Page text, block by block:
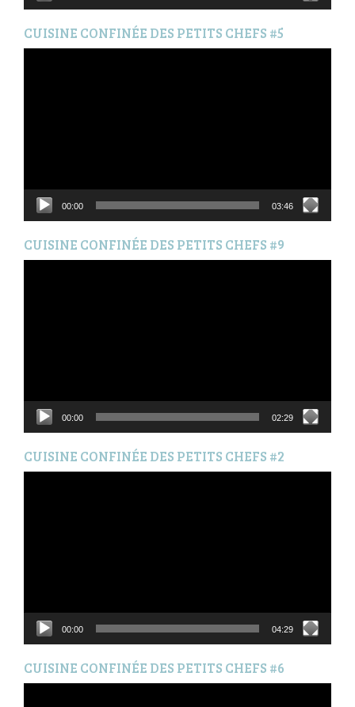
CUISINE CONFINÉE DES PETITS CHEFS #5
00:00 03:46
CUISINE CONFINÉE DES PETITS CHEFS #9
00:00 02:29
CUISINE CONFINÉE DES PETITS CHEFS #2
00:00 04:29
CUISINE CONFINÉE DES PETITS CHEFS #6